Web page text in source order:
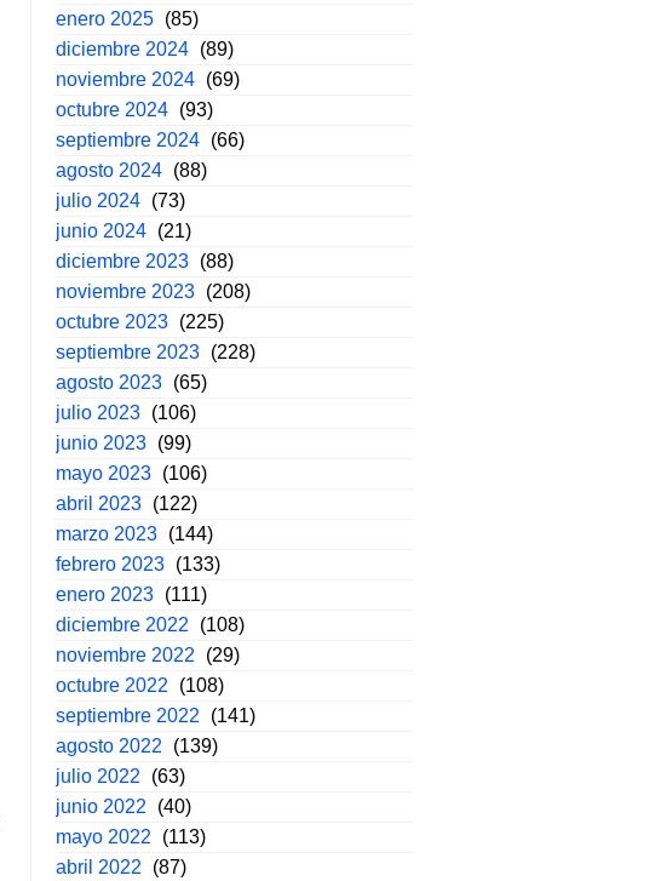
enero 2025 (85)
diciembre 2024 (89)
noviembre 2024 (69)
octubre 2024 (93)
septiembre 2024 (66)
agosto 2024 (88)
julio 2024 (73)
junio 2024 (21)
diciembre 2023 (88)
noviembre 2023 (208)
octubre 2023 (225)
septiembre 2023 (228)
agosto 2023 (65)
julio 2023 (106)
junio 2023 (99)
mayo 2023 (106)
abril 2023 (122)
marzo 2023 (144)
febrero 2023 (133)
enero 2023 (111)
diciembre 2022
(108)
noviembre 2022
(29)
octubre 2022
(108)
septiembre 2022
(141)
agosto 2022
(139)
julio 2022
(63)
junio 2022
(40)
mayo 2022
(113)
abril 2022
(87)